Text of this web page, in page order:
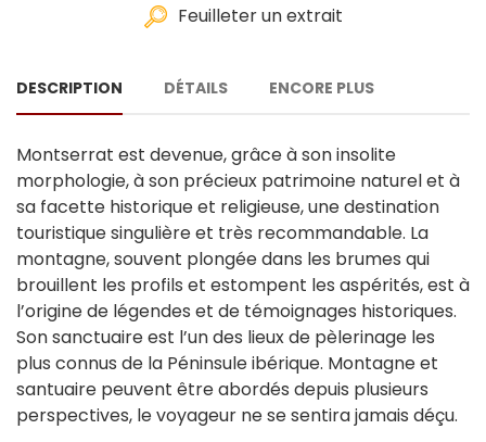
Feuilleter un extrait
DESCRIPTION DÉTAILS ENCORE PLUS
Montserrat est devenue, grâce à son insolite
morphologie, à son précieux patrimoine naturel et à
sa facette historique et religieuse, une destination
touristique singulière et très recommandable. La
montagne, souvent plongée dans les brumes qui
brouillent les profils et estompent les aspérités, est à
l’origine de légendes et de témoignages historiques.
Son sanctuaire est l’un des lieux de pèlerinage les
plus connus de la Péninsule ibérique. Montagne et
santuaire peuvent être abordés depuis plusieurs
perspectives, le voyageur ne se sentira jamais déçu.